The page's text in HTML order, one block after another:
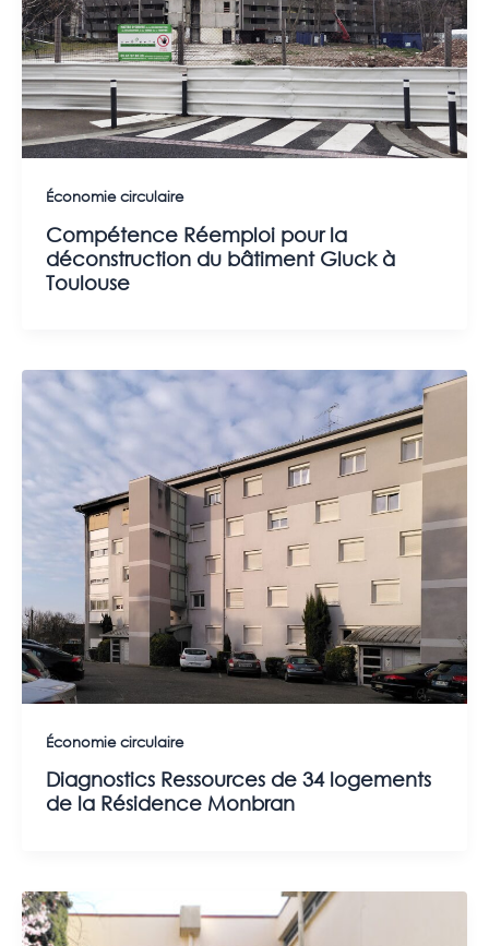
Économie circulaire
Compétence Réemploi pour la
déconstruction du bâtiment Gluck à
Toulouse
Économie circulaire
Diagnostics Ressources de 34 logements
de la Résidence Monbran